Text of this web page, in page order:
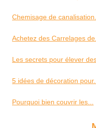
Chemisage de canalisation...
Achetez des Carrelages
Les secrets pour élever
5 idées de décoration pour...
Pourquoi bien couvrir les...